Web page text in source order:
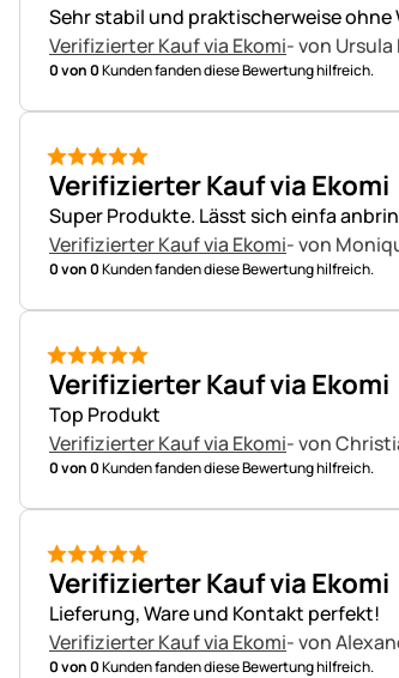
Sehr stabil und praktischerweise ohne
Verifizierter Kauf via Ekomi- von Ursula
0 von 0Kunden fanden diese Bewertung hilfreich.
5 von 5
Verifizierter Kauf via Ekomi
Super Produkte. Lässt sich einfa
Verifizierter Kauf via Ekomi- von
0 von 0Kunden fanden diese Bewertung hilfreich.
5 von 5
Verifizierter Kauf via Ekomi
Top Produkt
Verifizierter Kauf via Ekomi- von
0 von 0Kunden fanden diese Bewertung hilfreich.
5 von 5
Verifizierter Kauf via Ekomi
Lieferung, Ware und Kontakt perfekt!
Verifizierter Kauf via Ekomi- von
0 von 0Kunden fanden diese Bewertung hilfreich.